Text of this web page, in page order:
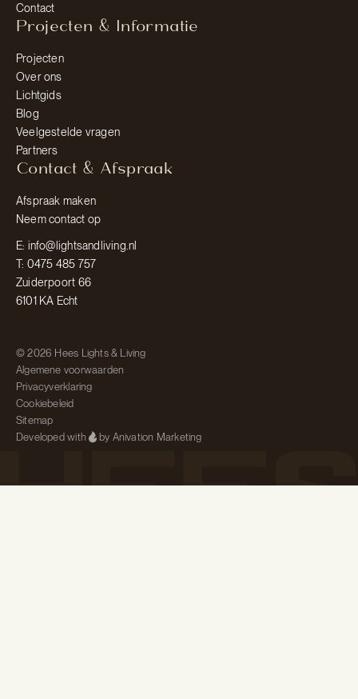
Contact
Projecten & Informatie
Projecten
Over ons
Lichtgids
Blog
Veelgestelde vragen
Partners
Contact & Afspraak
Afspraak maken
Neem contact op
E: info@lightsandliving.nl
T: 0475 485 757
Zuiderpoort 66
6101 KA Echt
© 2026 Hees Lights & Living
Algemene voorwaarden
Privacyverklaring
Cookiebeleid
Sitemap
Developed with
by Anivation Marketing